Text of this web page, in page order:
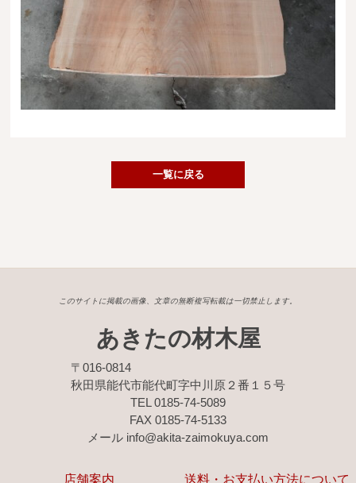
ブログ
当店の考え方
カテゴリー
一覧に戻る
このサイトに掲載の画像、文章の無断複写転載は一切禁止します。
あきたの材木屋
〒016-0814
秋田県能代市能代町字中川原２番１５号
TEL 0185-74-5089
FAX 0185-74-5133
メール info@akita-zaimokuya.com
店舗案内 送料・お支払い方法について